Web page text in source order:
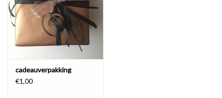
Cartes-cadeaux
cadeauverpakking
€1,00